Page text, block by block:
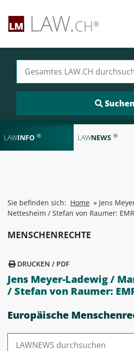
LAWINFO ® LAWNEWS ®
Sie befinden sich: Home » Jens
Nettesheim / Stefan von Raumer:
MENSCHENRECHTE
DRUCKEN / PDF
Jens Meyer-Ladewig /
/ Stefan von Raumer:
Europäische